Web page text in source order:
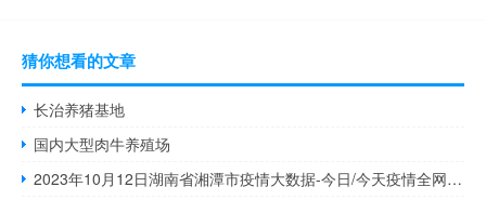
猜你想看的文章
长治养猪基地
国内大型肉牛养殖场
2023年10月12日湖南省湘潭市疫情大数据-今日/今天疫情全网搜索最新实时消息动态情况通知播报